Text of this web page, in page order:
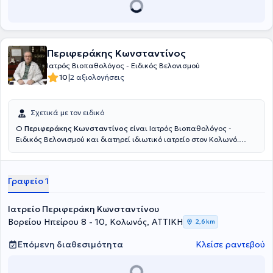
Περιφεράκης Κωνσταντίνος
Ιατρός Βιοπαθολόγος - Ειδικός Βελονισμού
10|2 αξιολογήσεις
Σχετικά με τον ειδικό
Ο Περιφεράκης Κωνσταντίνος είναι Ιατρός Βιοπαθολόγος -
Ειδικός Βελονισμού και διατηρεί ιδιωτικό ιατρείο στον Κολωνό.
Medicina si Farmacie "Victor Babes" Timisoara και έχει ειδικευθεί
Νοσοκομείο Μεταξά. Παράλληλα, ο ιατρός έχει εκπαιδευθεί
Βελονισμό, στη Βοτανοθεραπεία, στην Ενεργειακή Θεραπεία Reiki
και στην Ιριδοσκόπηση, ενώ έχει μετεκπαιδευθεί στο Βελονισμό στο
Beijing University of Chinese Medicine, στη Κινεζική
Βοτανοθεραπευτική στο Διεθνές Μετεκπαιδευτικό Κέντρο
Βελονισμού. Μέχρι και σήμερα είναι Μέλος της Διδακτικής Ομάδας
Ιατρικής, καθώς και μέλος του Ιατρικού Συλλόγου Αθηνών, της
Γραφείο 1
Ιατρείο Περιφεράκη Κωνσταντίνου
Βορείου Ηπείρου 8 - 10, Κολωνός, ΑΤΤΙΚΗ
2,6 km
Επόμενη διαθεσιμότητα Κλείσε ραντεβού